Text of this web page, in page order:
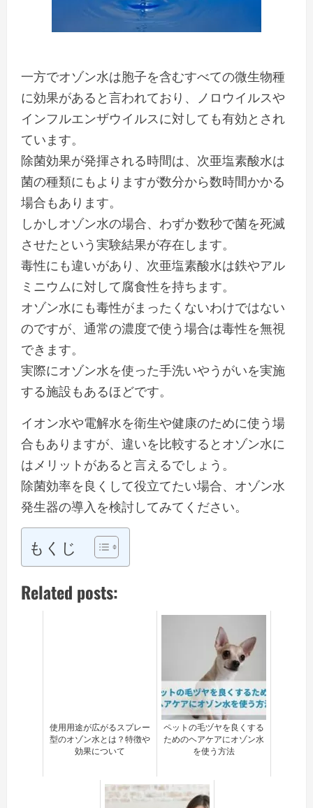
一方でオゾン水は胞子を含むすべての微生物種
に効果があると言われており、ノロウイルスや
インフルエンザウイルスに対しても有効とされ
ています。
除菌効果が発揮される時間は、次亜塩素酸水は
菌の種類にもよりますが数分から数時間かかる
場合もあります。
しかしオゾン水の場合、わずか数秒で菌を死滅
させたという実験結果が存在します。
毒性にも違いがあり、次亜塩素酸水は鉄やアル
ミニウムに対して腐食性を持ちます。
オゾン水にも毒性がまったくないわけではない
のですが、通常の濃度で使う場合は毒性を無視
できます。
実際にオゾン水を使った手洗いやうがいを実施
する施設もあるほどです。
イオン水や電解水を衛生や健康のために使う場
合もありますが、違いを比較するとオゾン水に
はメリットがあると言えるでしょう。
除菌効率を良くして役立てたい場合、オゾン水
発生器の導入を検討してみてください。
もくじ
Related posts:
使用用途が広がるスプレー
型のオゾン水とは？特徴や
効果について
ペットの毛ヅヤを良くする
ためのヘアケアにオゾン水
を使う方法